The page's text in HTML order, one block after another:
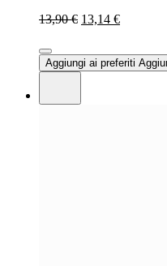
13,90 € 13,14 €
Aggiungi ai preferiti